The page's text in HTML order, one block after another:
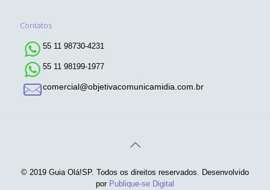
Contatos
55 11 98730-4231
55 11 98199-1977
comercial@objetivacomunicamidia.com.br
© 2019 Guia Olá!SP. Todos os direitos reservados. Desenvolvido
por Publique-se Digital